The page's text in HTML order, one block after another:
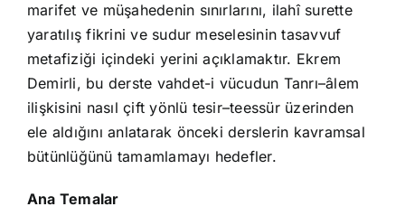
marifet ve müşahedenin sınırlarını, ilahî surette
yaratılış fikrini ve sudur meselesinin tasavvuf
metafiziği içindeki yerini açıklamaktır. Ekrem
Demirli, bu derste vahdet-i vücudun Tanrı–âlem
ilişkisini nasıl çift yönlü tesir–teessür üzerinden
ele aldığını anlatarak önceki derslerin kavramsal
bütünlüğünü tamamlamayı hedefler.
Ana Temalar